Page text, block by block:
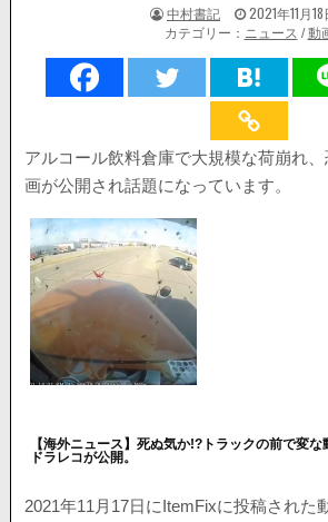
著
者:
中村書記
掲
載
日：
2021年11月18
カテゴリー： ニュース /動
アルコール飲料倉庫で大規模な荷崩れ
画が公開され話題になっています。
【海外ニュース】死ぬ気か!?トラックの前で変な
ドラレコが公開。
2021年11月17日にItemFixに投稿された